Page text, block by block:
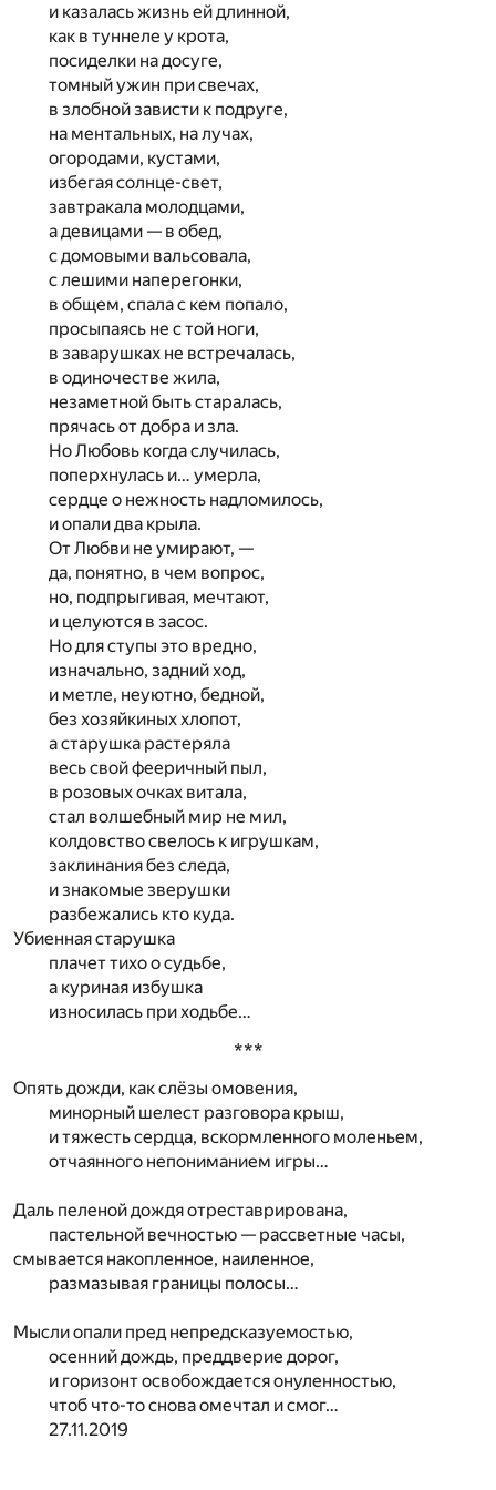
и казалась жизнь ей длинной,
как в туннеле у крота,
посиделки на досуге,
томный ужин при свечах,
в злобной зависти к подруге,
на ментальных, на лучах,
огородами, кустами,
избегая солнце-свет,
завтракала молодцами,
а девицами — в обед,
с домовыми вальсовала,
с лешими наперегонки,
в общем, спала с кем попало,
просыпаясь не с той ноги,
в заварушках не встречалась,
в одиночестве жила,
незаметной быть старалась,
прячась от добра и зла.
Но Любовь когда случилась,
поперхнулась и… умерла,
сердце о нежность надломилось,
и опали два крыла.
От Любви не умирают, —
да, понятно, в чем вопрос,
но, подпрыгивая, мечтают,
и целуются в засос.
Но для ступы это вредно,
изначально, задний ход,
и метле, неуютно, бедной,
без хозяйкиных хлопот,
а старушка растеряла
весь свой фееричный пыл,
в розовых очках витала,
стал волшебный мир не мил,
колдовство свелось к игрушкам,
заклинания без следа,
и знакомые зверушки
разбежались кто куда.
Убиенная старушка
плачет тихо о судьбе,
а куриная избушка
износилась при ходьбе…
***
Опять дожди, как слёзы омовения,
минорный шелест разговора крыш,
и тяжесть сердца, вскормленного моленьем,
отчаянного непониманием игры…
Даль пеленой дождя отреставрирована,
пастельной вечностью — рассветные часы,
смывается накопленное, наиленное,
размазывая границы полосы…
Мысли опали пред непредсказуемостью,
осенний дождь, преддверие дорог,
и горизонт освобождается онуленностью,
чтоб что-то снова омечтал и смог…
27.11.2019